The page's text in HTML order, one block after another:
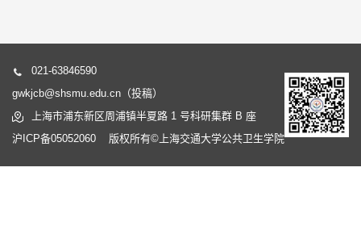
021-63846590
gwkjcb@shsmu.edu.cn（投稿）
上海市浦东新区周浦镇半夏路 1 号科研集群 B 座
沪ICP备05052060 版权所有©上海交通大学公共卫生学院